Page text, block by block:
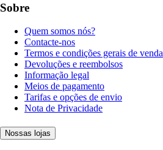
Sobre
Quem somos nós?
Contacte-nos
Termos e condições gerais de venda
Devoluções e reembolsos
Informação legal
Meios de pagamento
Tarifas e opções de envio
Nota de Privacidade
Nossas lojas